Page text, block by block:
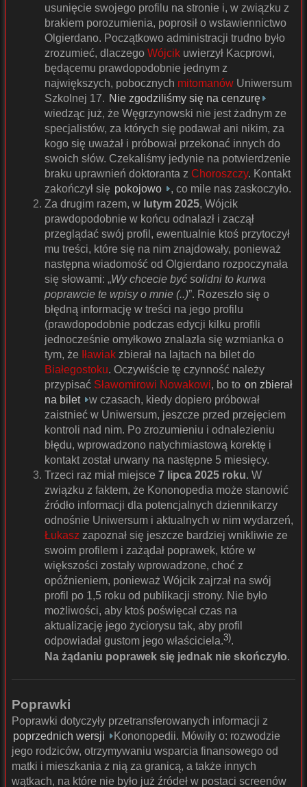
usunięcie swojego profilu na stronie i, w związku z
brakiem porozumienia, poprosił o wstawiennictwo
Olgierdano. Początkowo administracji trudno było
zrozumieć, dlaczego Wójcik uwierzył Kacprowi,
będącemu prawdopodobnie jednym z
największych, pobocznych mitomanów Uniwersum
Szkolnej 17. Nie zgodziliśmy się na cenzurę
wiedząc już, że Węgrzynowski nie jest żadnym ze
specjalistów, za których się podawał ani nikim, za
kogo się uważał i próbował przekonać innych do
swoich słów. Czekaliśmy jedynie na potwierdzenie
braku uprawnień doktoranta z Choroszczy. Kontakt
zakończył się pokojowo
, co mile nas zaskoczyło.
Za drugim razem, w lutym 2025, Wójcik
prawdopodobnie w końcu odnalazł i zaczął
przeglądać swój profil, ewentualnie ktoś przytoczył
mu treści, które się na nim znajdowały, ponieważ
następna wiadomość od Olgierdano rozpoczynała
się słowami: „Wy chcecie być solidni to kurwa
poprawcie te wpisy o mnie (..)”. Rozeszło się o
błędną informację w treści na jego profilu
(prawdopodobnie podczas edycji kilku profili
jednocześnie omyłkowo znalazła się wzmianka o
tym, że Iławiak zbierał na lajtach na bilet do
Białegostoku. Oczywiście tę czynność należy
przypisać Sławomirowi Nowakowi, bo to on zbierał
na bilet
w czasach, kiedy dopiero próbował
zaistnieć w Uniwersum, jeszcze przed przejęciem
kontroli nad nim. Po zrozumieniu i odnalezieniu
błędu, wprowadzono natychmiastową korektę i
kontakt został urwany na następne 5 miesięcy.
Trzeci raz miał miejsce 7 lipca 2025 roku. W
związku z faktem, że Kononopedia może stanowić
źródło informacji dla potencjalnych dziennikarzy
odnośnie Uniwersum i aktualnych w nim wydarzeń,
Łukasz zapoznał się jeszcze bardziej wnikliwie ze
swoim profilem i zażądał poprawek, które w
większości zostały wprowadzone, choć z
opóźnieniem, ponieważ Wójcik zajrzał na swój
profil po 1,5 roku od publikacji strony. Nie było
możliwości, aby ktoś poświęcał czas na
aktualizację jego życiorysu tak, aby profil
odpowiadał gustom jego właściciela.3).
Na żądaniu poprawek się jednak nie skończyło.
Poprawki
Poprawki dotyczyły przetransferowanych informacji z
poprzednich wersji
Kononopedii. Mówiły o: rozwodzie
jego rodziców, otrzymywaniu wsparcia finansowego od
matki i mieszkania z nią za granicą, a także innych
wątkach, na które nie było już źródeł w postaci screenów